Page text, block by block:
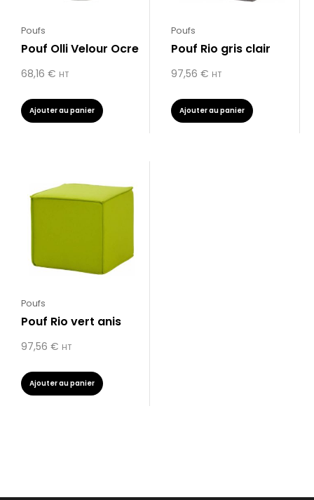
Poufs
Pouf Olli Velour Ocre
68,16 € HT
Ajouter au panier
Poufs
Pouf Rio gris clair
97,56 € HT
Ajouter au panier
Poufs
Pouf Rio vert anis
97,56 € HT
Ajouter au panier